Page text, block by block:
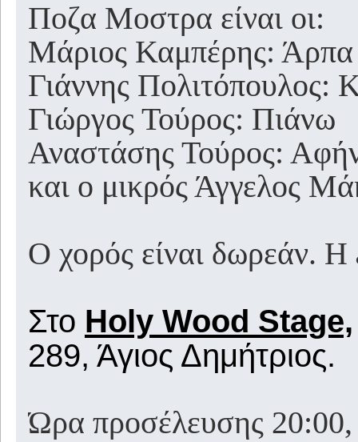
Ποζα Μοστρα είναι οι:
Μάριος Καμπέρης: Άρπα
Γιάννης Πολιτόπουλος:
Γιώργος Τούρος: Πιάνω
Αναστάσης Τούρος:
και ο μικρός Άγγελος
Ο χορός είναι δωρεάν. Η
Στο Holy Wood Stage,
289, Άγιος Δημήτριος.
Ώρα προσέλευσης 20:00,